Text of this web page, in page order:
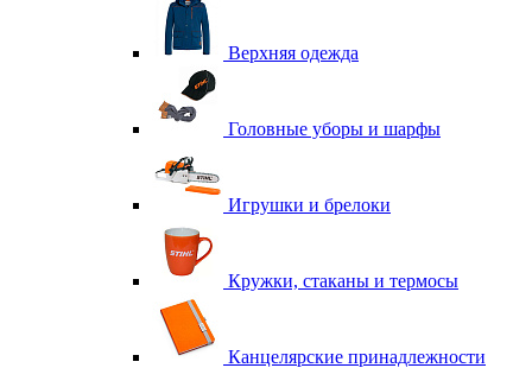
Верхняя одежда
Головные уборы и шарфы
Игрушки и брелоки
Кружки, стаканы и термосы
Канцелярские принадлежности